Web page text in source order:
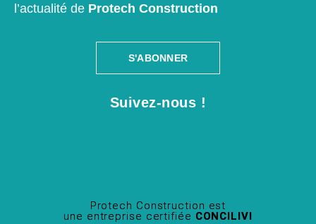
l’actualité de Protech Construction
S'ABONNER
Suivez-nous !
Protech Construction est
une entreprise certifiée CONCILIVI